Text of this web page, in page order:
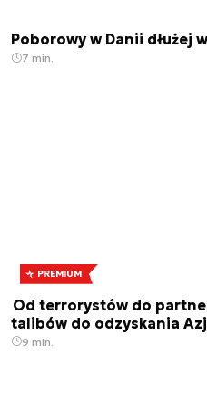
Poborowy w Danii dłużej
7 min.
PREMIUM
Od terrorystów do
talibów do odzyskania
9 min.